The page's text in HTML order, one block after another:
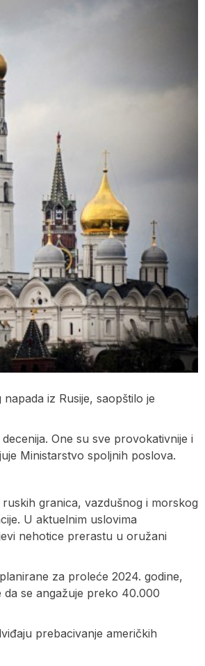
iz Rusije, saopštilo je
One su sve provokativnije i
Ministarstvo spoljnih poslova.
granica, vazdušnog i morskog
U aktuelnim uslovima
nehotice prerastu u oružani
za proleće 2024. godine,
se angažuje preko 40.000
prebacivanje američkih